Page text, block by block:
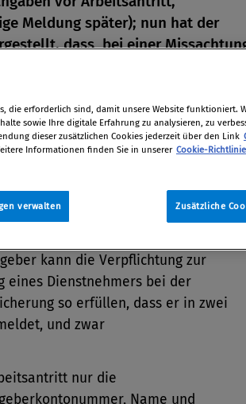
Meldung später); nun hat der
dass bei einer
verhängt werden kann.
bei Meldepflichtverstößen
kann die Verpflichtung zur
eines Dienstnehmers bei der
so erfüllen, dass er in zwei
und zwar
nur die
Name und
die erforderlich sind, damit unsere Website funktioniert.
sowie Ihre digitale Erfahrung zu analysieren, zu
dieser zusätzlichen Cookies jederzeit über den Link
Informationen finden Sie in unserer Cookie-Richtlinie
Zusätzliche
verwalten